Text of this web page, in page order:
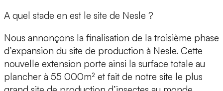
A quel stade en est le site de Nesle ?
Nous annonçons la finalisation de la troisième phase
d’expansion du site de production à Nesle. Cette
nouvelle extension porte ainsi la surface totale au
plancher à 55 000m² et fait de notre site le plus